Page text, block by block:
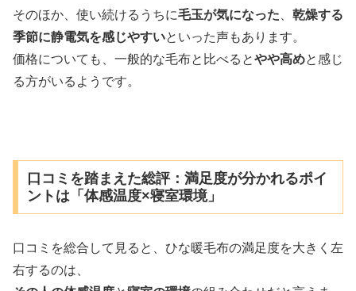
そのほか、使い続けるうちに毛玉が気になった
乾燥する
季節に静電気を感じやすいといった声もあります。
価格についても、一般的な毛布と比べるとやや高めと感じ
る方がいるようです。
口コミを踏まえた総評：満足度が分かれるポイ
ントは「体感温度×寝室環境」
口コミを総合して見ると、ひな暖毛布の満足度を大きく左
右するのは、